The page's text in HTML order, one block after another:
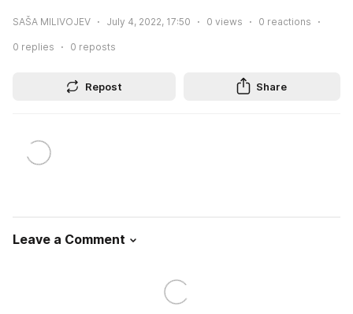
SAŠA MILIVOJEV July 4, 2022, 17:50 0 views 0 reactions
0 replies 0 reposts
Repost Share
Leave a Comment